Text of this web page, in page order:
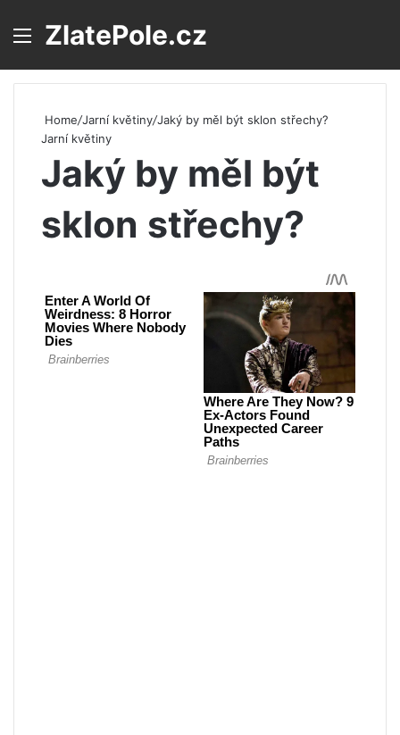
Menu
ZlatePole.cz
Home/Jarní květiny/Jaký by měl být sklon střechy?
Jarní květiny
Jaký by měl být
sklon střechy?